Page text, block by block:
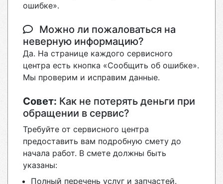
ошибке».
Можно ли пожаловаться на
неверную информацию?
Да. На странице каждого сервисного
центра есть кнопка «Сообщить об ошибке».
Мы проверим и исправим данные.
Совет: Как не потерять деньги при
обращении в сервис?
Требуйте от сервисного центра
предоставить вам подробную смету до
начала работ. В смете должны быть
указаны:
Полный перечень услуг и запчастей.